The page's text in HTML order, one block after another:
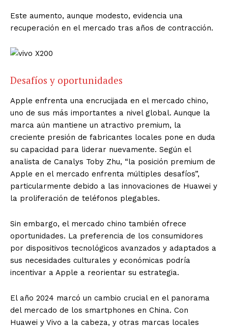
Este aumento, aunque modesto, evidencia una
recuperación en el mercado tras años de contracción.
Desafíos y oportunidades
Apple enfrenta una encrucijada en el mercado chino,
uno de sus más importantes a nivel global. Aunque la
marca aún mantiene un atractivo premium, la
creciente presión de fabricantes locales pone en duda
su capacidad para liderar nuevamente. Según el
analista de Canalys Toby Zhu, “la posición premium de
Apple en el mercado enfrenta múltiples desafíos”,
particularmente debido a las innovaciones de Huawei y
la proliferación de teléfonos plegables.
Sin embargo, el mercado chino también ofrece
oportunidades. La preferencia de los consumidores
por dispositivos tecnológicos avanzados y adaptados a
sus necesidades culturales y económicas podría
incentivar a Apple a reorientar su estrategia.
El año 2024 marcó un cambio crucial en el panorama
del mercado de los smartphones en China. Con
Huawei y Vivo a la cabeza, y otras marcas locales